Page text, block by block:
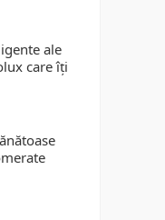
ale
care îți